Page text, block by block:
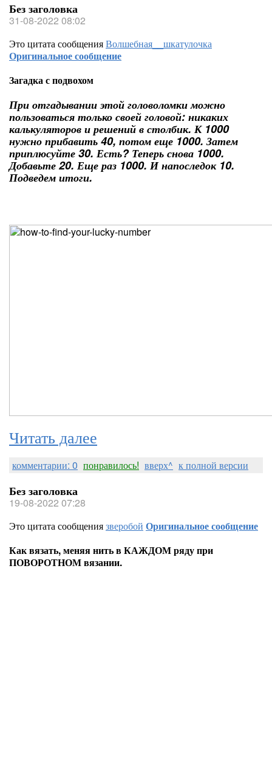
Без заголовка
31-08-2022 08:02
Это цитата сообщенияВолшебная__шкатулочка
Оригинальное сообщение
Загадка с подвохом
При отгадывании этой головоломки можно
пользоваться только своей головой: никаких
калькуляторов и решений в столбик. К 1000
нужно прибавить 40, потом еще 1000. Затем
приплюсуйте 30. Есть? Теперь снова 1000.
Добавьте 20. Еще раз 1000. И напоследок 10.
Подведем итоги.
Читать далее
комментарии: 0 понравилось! вверх^ к полной версии
Без заголовка
19-08-2022 07:28
Это цитата сообщениязверобой Оригинальное сообщение
Как вязать, меняя нить в КАЖДОМ ряду при
ПОВОРОТНОМ вязании.